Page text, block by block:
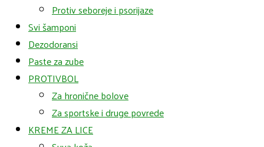
Protiv seboreje i psorijaze
Svi šamponi
Dezodoransi
Paste za zube
PROTIVBOL
Za hronične bolove
Za sportske i druge povrede
KREME ZA LICE